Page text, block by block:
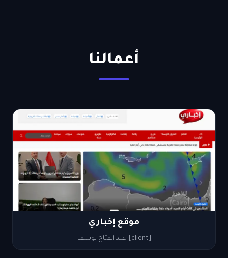
أعمالنا
موقع إخباري
[client]: عبد الفتاح يوسف